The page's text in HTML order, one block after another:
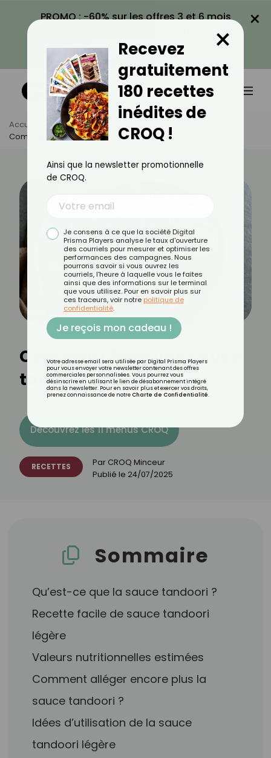
PROMO : -60% sur les offres 3 et 6 mois
VOIR LA PROMO
×
Accueil Actus
Recettes
Comment Faire Une Sauce Tandoori Légère ?
Comment faire une sauce
tandoori légère ?
Découvrez les 11 menus CROQ
RECETTES Par CROQ Minceur
Publié le 24/07/2025
Sommaire
Qu’est-ce que la sauce tandoori ?
Recette facile de sauce tandoori
légère
Valeurs nutritionnelles estimées
Comment alléger encore plus la
sauce tandoori ?
Idées d’utilisation de la sauce
tandoori légère
Recevez
gratuitement
180 recettes
inédites de
CROQ !
×
Ainsi que la newsletter promotionnelle
de CROQ.
Je consens à ce que la société Digital
Prisma Players analyse le taux d'ouverture
des courriels pour mesurer et optimiser les
performances des campagnes. Nous
pourrons savoir si vous ouvrez les
courriels, l'heure à laquelle vous le faites
ainsi que des informations sur le terminal
que vous utilisez. Pour en savoir plus sur
ces traceurs, voir notre politique de
confidentialité.
Je reçois mon cadeau !
Votre adresse email sera utilisée par Digital Prisma Players
pour vous envoyer votre newsletter contenant des offres
commerciales personnalisées. Vous pourrez vous
désinscrire en utilisant le lien de désabonnement intégré
dans la newsletter. Pour en savoir plus et exercer vos droits,
prenez connaissance de notre Charte de Confidentialité.